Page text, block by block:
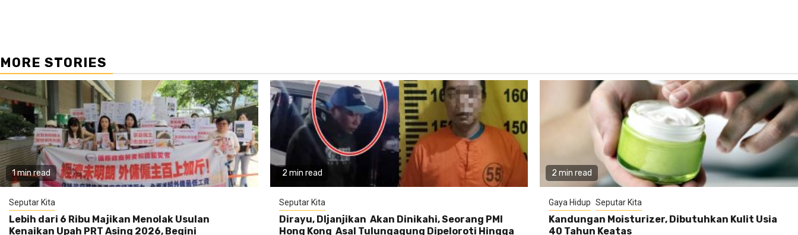
MORE STORIES
1 min read
Seputar Kita
Lebih dari 6 Ribu Majikan Menolak Usulan
Kenaikan Upah PRT Asing 2026, Begini
2 min read
Seputar Kita
Dirayu, DIjanjikan Akan Dinikahi, Seorang PMI
Hong Kong Asal Tulungagung Dipeloroti Hingga
2 min read
Gaya Hidup Seputar Kita
Kandungan Moisturizer, Dibutuhkan Kulit Usia
40 Tahun Keatas